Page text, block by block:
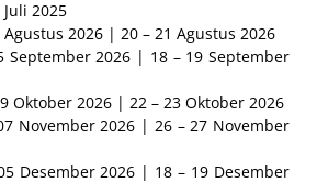
2025
Agustus 2026 | 20 – 21 Agustus 2026
September 2026 | 18 – 19 September
Oktober 2026 | 22 – 23 Oktober 2026
November 2026 | 26 – 27 November
Desember 2026 | 18 – 19 Desember